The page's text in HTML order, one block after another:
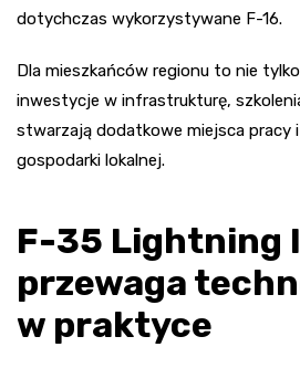
dotychczas wykorzystywane F-16.
Dla mieszkańców regionu to nie
inwestycje w infrastrukturę,
stwarzają dodatkowe miejsca pracy
gospodarki lokalnej.
F-35 Lightning
przewaga
w praktyce